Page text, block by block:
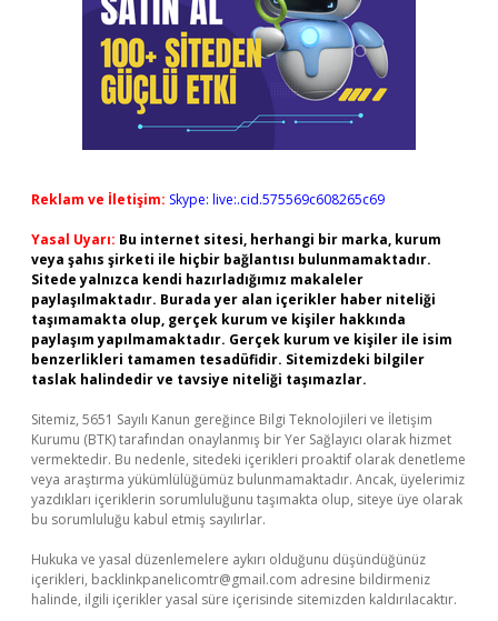
Reklam ve İletişim: Skype: live:.cid.575569c608265c69
Yasal Uyarı: Bu internet sitesi, herhangi bir marka, kurum
veya şahıs şirketi ile hiçbir bağlantısı bulunmamaktadır.
Sitede yalnızca kendi hazırladığımız makaleler
paylaşılmaktadır. Burada yer alan içerikler haber niteliği
taşımamakta olup, gerçek kurum ve kişiler hakkında
paylaşım yapılmamaktadır. Gerçek kurum ve kişiler ile isim
benzerlikleri tamamen tesadüfidir. Sitemizdeki bilgiler
taslak halindedir ve tavsiye niteliği taşımazlar.
Sitemiz, 5651 Sayılı Kanun gereğince Bilgi Teknolojileri ve İletişim
Kurumu (BTK) tarafından onaylanmış bir Yer Sağlayıcı olarak hizmet
vermektedir. Bu nedenle, sitedeki içerikleri proaktif olarak denetleme
veya araştırma yükümlülüğümüz bulunmamaktadır. Ancak, üyelerimiz
yazdıkları içeriklerin sorumluluğunu taşımakta olup, siteye üye olarak
bu sorumluluğu kabul etmiş sayılırlar.
Hukuka ve yasal düzenlemelere aykırı olduğunu düşündüğünüz
içerikleri, backlinkpanelicomtr@gmail.com adresine bildirmeniz
halinde, ilgili içerikler yasal süre içerisinde sitemizden kaldırılacaktır.